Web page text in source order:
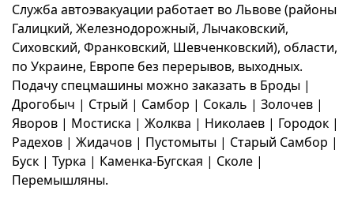
Служба автоэвакуации работает во Львове (районы
Галицкий, Железнодорожный, Лычаковский,
Сиховский, Франковский, Шевченковский), области,
по Украине, Европе без перерывов, выходных.
Подачу спецмашины можно заказать в Броды |
Дрогобыч | Стрый | Самбор | Сокаль | Золочев |
Яворов | Мостиска | Жолква | Николаев | Городок |
Радехов | Жидачов | Пустомыты | Старый Самбор |
Буск | Турка | Каменка-Бугская | Сколе |
Перемышляны.